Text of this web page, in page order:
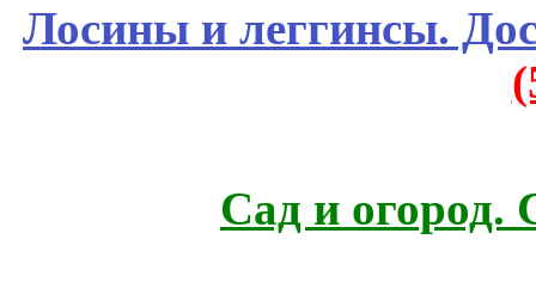
Лосины и леггинсы.
Сад и огород.